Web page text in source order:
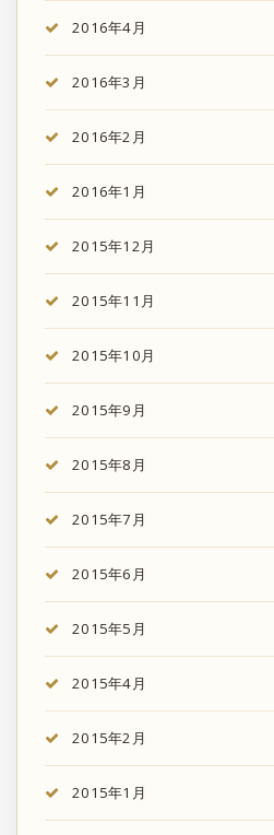
2016年4月
2016年3月
2016年2月
2016年1月
2015年12月
2015年11月
2015年10月
2015年9月
2015年8月
2015年7月
2015年6月
2015年5月
2015年4月
2015年2月
2015年1月